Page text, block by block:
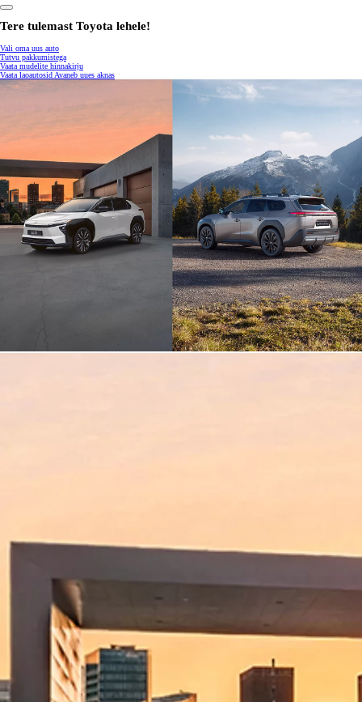
Tere tulemast Toyota lehele!
Vali oma uus auto
Tutvu pakkumistega
Vaata mudelite hinnakirju
Vaata laoautosid Avaneb uues aknas